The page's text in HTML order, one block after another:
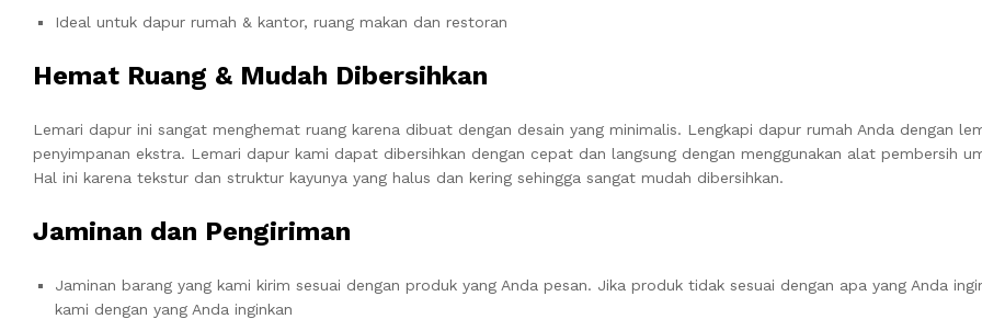
Ideal untuk dapur rumah & kantor, ruang makan dan restoran
Hemat Ruang & Mudah Dibersihkan
Lemari dapur ini sangat menghemat ruang karena dibuat dengan desain yang minimalis. Lengkapi dapur rumah Anda dengan
penyimpanan ekstra. Lemari dapur kami dapat dibersihkan dengan cepat dan langsung dengan menggunakan alat pembersih
Hal ini karena tekstur dan struktur kayunya yang halus dan kering sehingga sangat mudah dibersihkan.
Jaminan dan Pengiriman
Jaminan barang yang kami kirim sesuai dengan produk yang Anda pesan. Jika produk tidak sesuai dengan apa yang Anda
kami dengan yang Anda inginkan